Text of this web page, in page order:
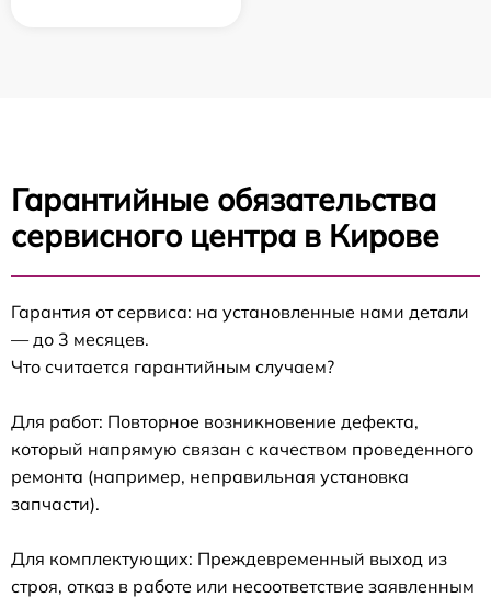
Гарантийные обязательства
сервисного центра в Кирове
Гарантия от сервиса: на установленные нами детали
— до 3 месяцев.
Что считается гарантийным случаем?
Для работ: Повторное возникновение дефекта,
который напрямую связан с качеством проведенного
ремонта (например, неправильная установка
запчасти).
Для комплектующих: Преждевременный выход из
строя, отказ в работе или несоответствие заявленным